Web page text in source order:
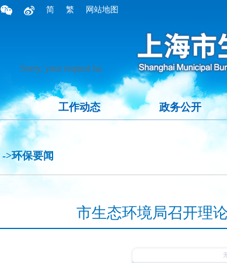
简 繁 网站地图
工作动态 政务公开
->环保要闻
市生态环境局召开理